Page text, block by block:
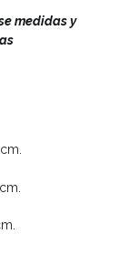
medidas y